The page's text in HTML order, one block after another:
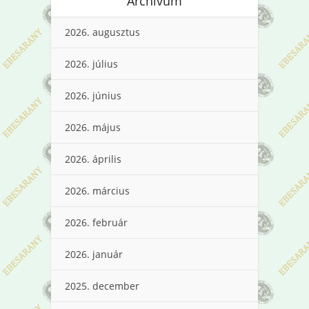
2026. augusztus
2026. július
2026. június
2026. május
2026. április
2026. március
2026. február
2026. január
2025. december